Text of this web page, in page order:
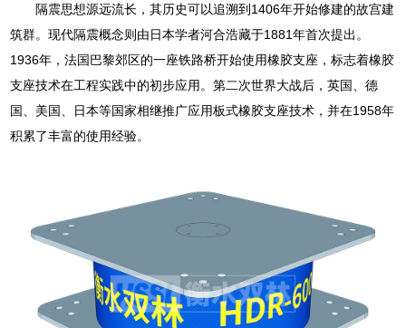
隔震思想源远流长，其历史可以追溯到1406年开始修建的故宫建
筑群。现代隔震概念则由日本学者河合浩藏于1881年首次提出。
1936年，法国巴黎郊区的一座铁路桥开始使用橡胶支座，标志着橡胶
支座技术在工程实践中的初步应用。第二次世界大战后，英国、德
国、美国、日本等国家相继推广应用板式橡胶支座技术，并在1958年
积累了丰富的使用经验。